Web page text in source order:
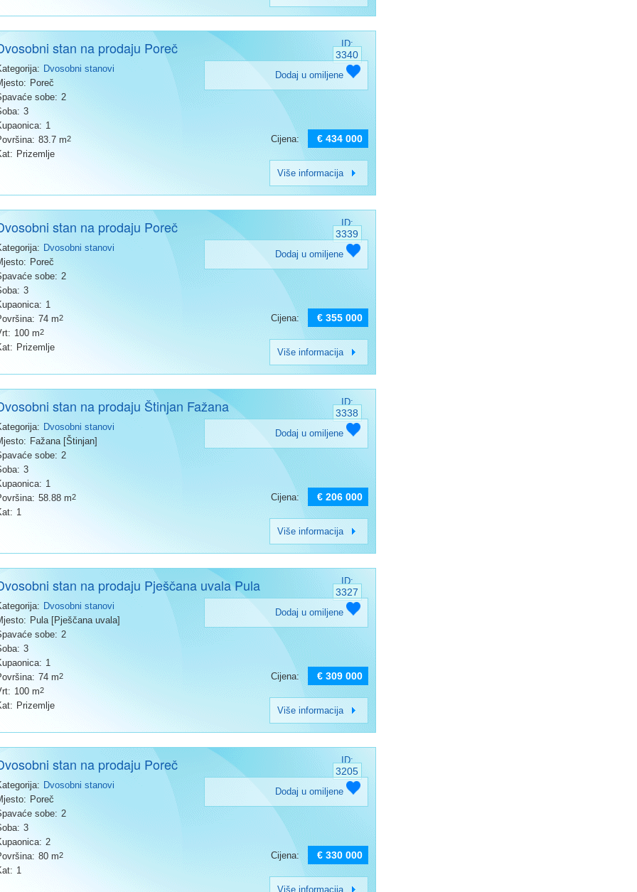
stan na prodaju Poreč ID:
3340
Dvosobni stanovi
Poreč
sobe: 2
3
1
83.7 m2
Prizemlje
Dodaj u omiljene
Cijena: € 434 000
Više informacija
stan na prodaju Poreč ID:
3339
Dvosobni stanovi
Poreč
sobe: 2
3
1
74 m2
100 m2
Prizemlje
Dodaj u omiljene
Cijena: € 355 000
Više informacija
stan na prodaju Štinjan Fažana ID:
3338
Dvosobni stanovi
Fažana [Štinjan]
sobe: 2
3
1
58.88 m2
1
Dodaj u omiljene
Cijena: € 206 000
Više informacija
stan na prodaju Pješčana uvala Pula ID:
3327
Dvosobni stanovi
Pula [Pješčana uvala]
sobe: 2
3
1
74 m2
100 m2
Prizemlje
Dodaj u omiljene
Cijena: € 309 000
Više informacija
stan na prodaju Poreč ID:
3205
Dvosobni stanovi
Poreč
sobe: 2
3
2
80 m2
1
Dodaj u omiljene
Cijena: € 330 000
Više informacija